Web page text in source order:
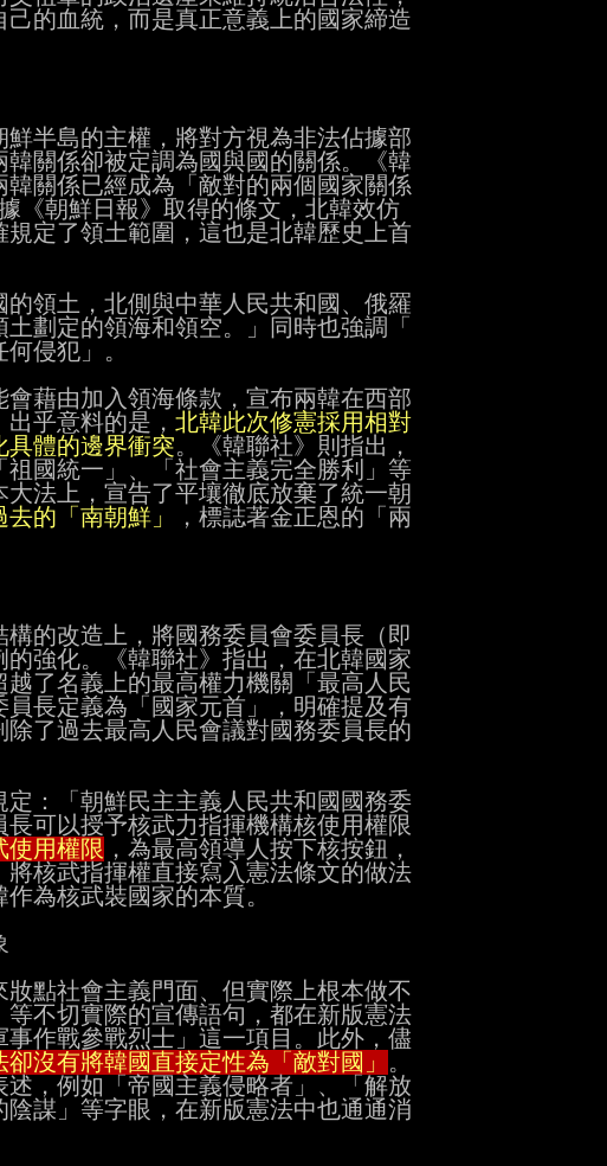
的血統，而是真正意義上的國家締造
半島的主權，將對方視為非法佔據部
關係卻被定調為國與國的關係。《韓
關係已經成為「敵對的兩個國家關係
《朝鮮日報》取得的條文，北韓效仿
定了領土範圍，這也是北韓歷史上首
領土，北側與中華人民共和國、俄羅
劃定的領海和領空。」同時也強調「
侵犯」。
會藉由加入領海條款，宣布兩韓在西部
乎意料的是， 北韓此次修憲採用相對
具體的邊界衝突。《韓聯社》則指出，
國統一」、「社會主義完全勝利」等
法上，宣告了平壤徹底放棄了統一朝
的「南朝鮮」
，標誌著金正恩的「兩
的改造上，將國務委員會委員長（即
強化。《韓聯社》指出，在北韓國家
了名義上的最高權力機關「最高人民
長定義為「國家元首」，明確提及有
了過去最高人民會議對國務委員長的
：「朝鮮民主主義人民共和國國務委
可以授予核武力指揮機構核使用權限
使用權限 ，為最高領導人按下核按鈕，
核武指揮權直接寫入憲法條文的做法
為核武裝國家的本質。
妝點社會主義門面、但實際上根本做不
不切實際的宣傳語句，都在新版憲法
作戰參戰烈士」這一項目。此外，儘
卻沒有將韓國直接定性為「敵對國」 。
，例如「帝國主義侵略者」、「解放
謀」等字眼，在新版憲法中也通通消